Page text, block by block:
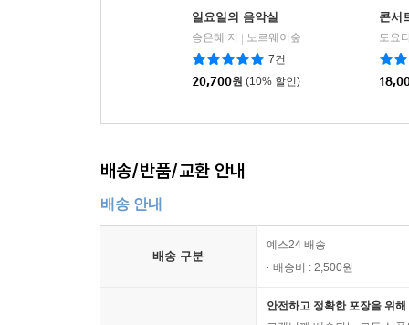
일요일의 음악실
송은혜 저 | 노르웨이숲
7건
20,700원 (10% 할인)
콘서
배송/반품/교환 안내
배송 안내
배송 구분
예스24 배송
배송비 : 2,500원
안전하고 정확한 포장을 위